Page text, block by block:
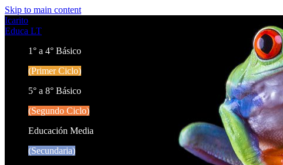
Skip to main content
Icarito
Educa LT
1° a 4° Básico
(Primer Ciclo)
5° a 8° Básico
(Segundo Ciclo)
Educación Media
(Secundaria)